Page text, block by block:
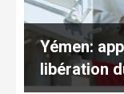
Yémen:
libération